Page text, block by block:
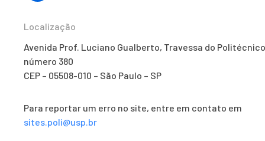
Localização
Avenida Prof. Luciano Gualberto, Travessa do
número 380
CEP – 05508-010 – São Paulo – SP
Para reportar um erro no site, entre em contato em
sites.poli@usp.br